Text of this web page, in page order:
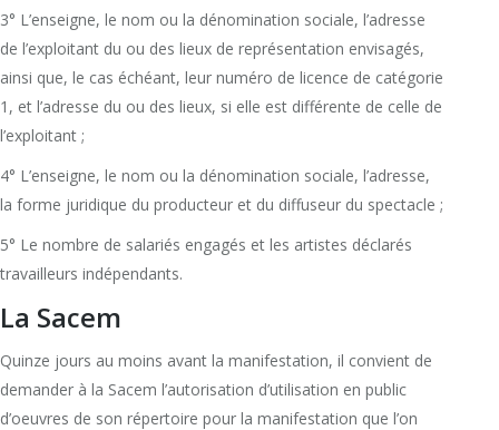
3° L’enseigne, le nom ou la dénomination sociale, l’adresse
de l’exploitant du ou des lieux de représentation envisagés,
ainsi que, le cas échéant, leur numéro de licence de catégorie
1, et l’adresse du ou des lieux, si elle est différente de celle de
l’exploitant ;
4° L’enseigne, le nom ou la dénomination sociale, l’adresse,
la forme juridique du producteur et du diffuseur du spectacle ;
5° Le nombre de salariés engagés et les artistes déclarés
travailleurs indépendants.
La Sacem
Quinze jours au moins avant la manifestation, il convient de
demander à la Sacem l’autorisation d’utilisation en public
d’oeuvres de son répertoire pour la manifestation que l’on